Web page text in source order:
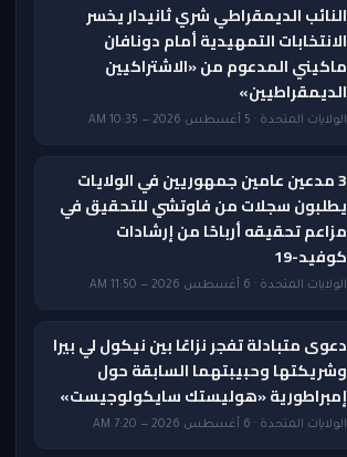
النائب الديمقراطي شري ثانيدار يخسر
الانتخابات التمهيدية أمام دونافان
ماكيني المدعوم من «الاشتراكيين
الديمقراطيين»
الولايات المتحدة · 5 أغسطس 2026 — 10:35 AM
3 مدعين عامين جمهوريين في الولايات
يطلبون سجلات من فاوتشي للتحقيق في
مزاعم تحقيقه أرباحًا من إرشادات
كوفيد-19
الولايات المتحدة · 6 أغسطس 2026 — 11:50 AM
دعوى متبادلة تفجر نزاعًا بين نيكول لي بيرا
وشريكتها وحبيبتهما السابقة حول
إمبراطورية «هوليستك سايكولوجيست»
الولايات المتحدة · 6 أغسطس 2026 — 7:20 AM